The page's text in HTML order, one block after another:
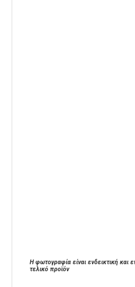
Η φωτογραφία είναι ενδεικτική και
τελικό προϊόν